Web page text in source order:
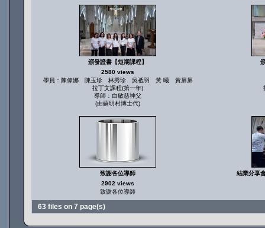
頒發證書【短期課程】
2580 views
學員：陳偉娜 陳玉珍 林秀珍 吳祗羽 黃 曦 黃屏屏
拉丁文課程(第一年)
導師：白敏慈神父
(由蘇明村博士代)
致謝各位導師
2902 views
致謝各位導師
結業分享
63 files on 7 page(s)